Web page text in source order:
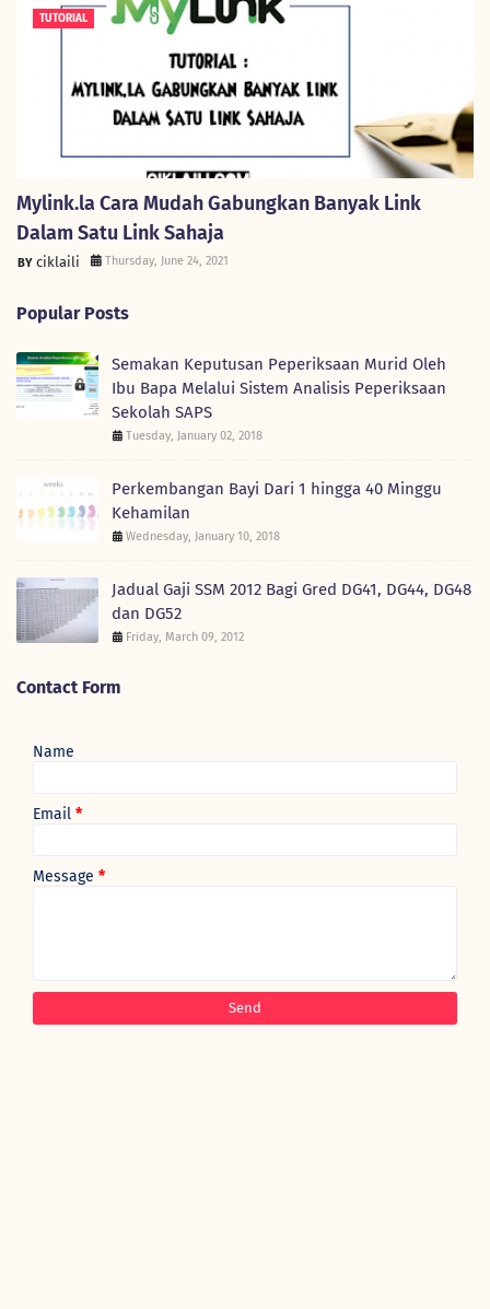
TUTORIAL
Mylink.la Cara Mudah Gabungkan Banyak Link
Dalam Satu Link Sahaja
ciklaili Thursday, June 24, 2021
Popular Posts
Semakan Keputusan Peperiksaan Murid Oleh
Ibu Bapa Melalui Sistem Analisis Peperiksaan
Sekolah SAPS
Tuesday, January 02, 2018
Perkembangan Bayi Dari 1 hingga 40 Minggu
Kehamilan
Wednesday, January 10, 2018
Jadual Gaji SSM 2012 Bagi Gred DG41, DG44, DG48
dan DG52
Friday, March 09, 2012
Contact Form
Name
Email *
Message *